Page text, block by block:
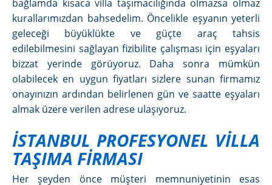
bağlamda kısaca villa taşımacılığında olmazsa olmaz
kurallarımızdan bahsedelim. Öncelikle eşyanın yeterli
geleceği büyüklükte ve güçte araç tahsis
edilebilmesini sağlayan fizibilite çalışması için eşyaları
bizzat yerinde görüyoruz. Daha sonra mümkün
olabilecek en uygun fiyatları sizlere sunan firmamız
onayınızın ardından belirlenen gün ve saatte eşyaları
almak üzere verilen adrese ulaşıyoruz.
İSTANBUL PROFESYONEL VİLLA
TAŞIMA FİRMASI
Her şeyden önce müşteri memnuniyetinin esas